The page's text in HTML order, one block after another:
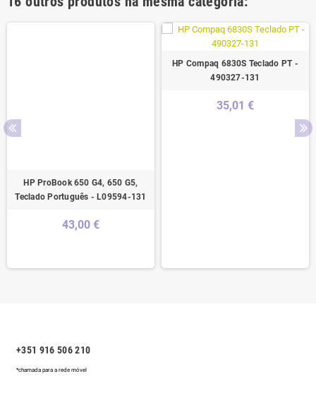
HP ProBook 650 G4, 650 G5,
Teclado Português - L09594-131
43,00 €
HP Compaq 6830S Teclado PT -
490327-131
35,01 €
+351 916 506 210
*chamada para a rede móvel